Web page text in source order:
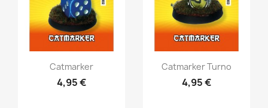
Vista rápida
Catmarker
4,95 €
Vista rápida
Catmarker Turno
4,95 €